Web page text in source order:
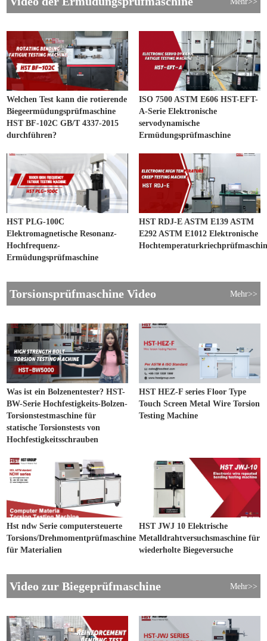
Welchen Test kann die rotierende
Biegeermüdungsprüfmaschine
HST BF-102C GB/T 4337-2015
durchführen?
ISO 7500 ASTM E606 HST-EFT-
A-Serie Elektronische
servodynamische
Ermüdungsprüfmaschine
HST PLG-100C
Elektromagnetische Resonanz-
Hochfrequenz-
Ermüdungsprüfmaschine
HST RDJ-E ASTM E139 ASTM
E292 ASTM E1012 Elektronische
Torsionsprüfmaschine Video Mehr>>
Was ist ein Bolzenentester? HST-
BW-Serie Hochfestigkeits-Bolzen-
Torsionstestmaschine für
statische Torsionstests von
Hochfestigkeitsschrauben
HST HEZ-F series Floor Type
Touch Screen Metal Wire Torsion
Testing Machine
Hst ndw Serie computersteuerte
Torsions/Drehmomentprüfmaschine
für Materialien
HST JWJ 10 Elektrische
Metalldrahtversuchsmaschine für
wiederholte Biegeversuche
Video zur Biegeprüfmaschine Mehr>>